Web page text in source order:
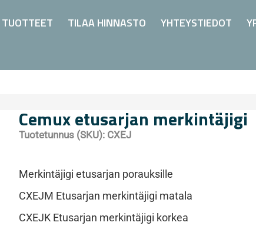
TUOTTEET TILAA HINNASTO YHTEYSTIEDOT
Cemux etusarjan merkintäjigi
Tuotetunnus (SKU): CXEJ
Merkintäjigi etusarjan porauksille
CXEJM Etusarjan merkintäjigi matala
CXEJK Etusarjan merkintäjigi korkea